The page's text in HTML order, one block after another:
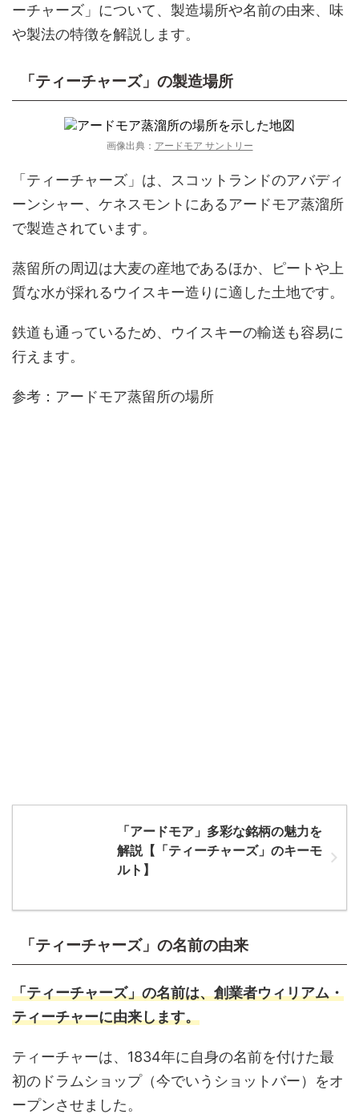
ーチャーズ」について、製造場所や名前の由来、味
や製法の特徴を解説します。
「ティーチャーズ」の製造場所
画像出典： アードモア サントリー
「ティーチャーズ」は、スコットランドのアバディ
ーンシャー、ケネスモントにあるアードモア蒸溜所
で製造されています。
蒸留所の周辺は大麦の産地であるほか、ピートや上
質な水が採れるウイスキー造りに適した土地です。
鉄道も通っているため、ウイスキーの輸送も容易に
行えます。
参考：アードモア蒸留所の場所
「アードモア」多彩な銘柄の魅力を
解説【「ティーチャーズ」のキーモ
ルト】
「ティーチャーズ」の名前の由来
「ティーチャーズ」の名前は、創業者ウィリアム・
ティーチャーに由来します。
ティーチャーは、1834年に自身の名前を付けた最
初のドラムショップ（今でいうショットバー）をオ
ープンさせました。